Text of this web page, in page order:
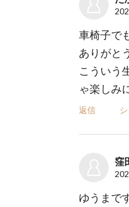
車椅子で
ありがと
こういう
ゃ楽しみ
返信
窪
ゆうまで